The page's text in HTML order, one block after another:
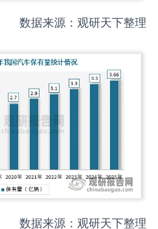
数据来源：观研天下整理
数据来源：观研天下整理